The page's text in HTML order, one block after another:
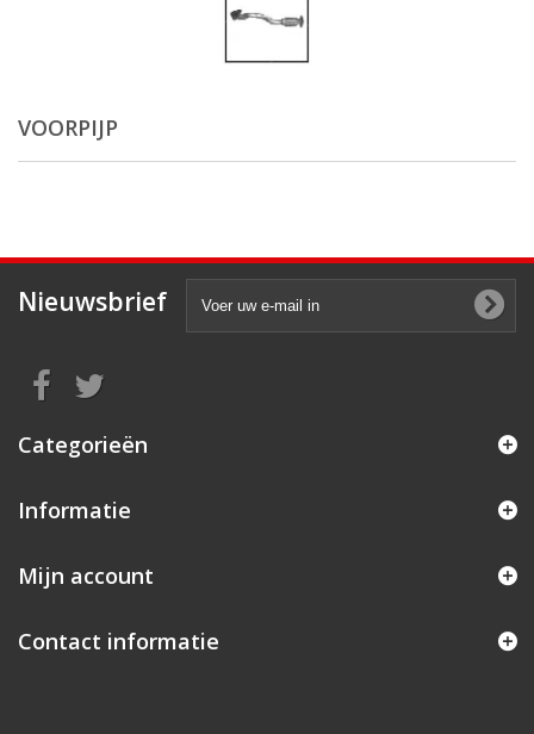
VOORPIJP
Nieuwsbrief
Categorieën
Informatie
Mijn account
Contact informatie